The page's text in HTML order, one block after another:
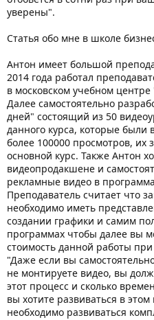
уверены".
Статья обо мне в школе
Антон имеет большой
2014 года работал
в московском учебном
Далее самостоятельно
дней" состоящий из 50
данного курса, которые были
более 100000 просмотров, их
основной курс. Также Антон
видеопродакшене и
рекламные видео в
Преподаватель считает что
необходимо иметь
создании графики и самим
программах чтобы далее вы
стоимость данной работы
"Даже если вы
не монтируете видео, вы
этот процесс и сколько
вы хотите развиваться в
необходимо развиваться